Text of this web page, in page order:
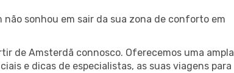
sonhou em sair da sua zona de conforto em
de Amsterdã connosco. Oferecemos uma ampla
e dicas de especialistas, as suas viagens para